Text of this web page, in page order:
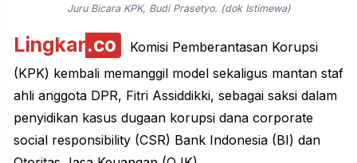
Juru Bicara KPK, Budi Prasetyo. (dok Istimewa)
Lingkar.co
Komisi Pemberantasan Korupsi
(KPK) kembali memanggil model sekaligus mantan staf
ahli anggota DPR, Fitri Assiddikki, sebagai saksi dalam
penyidikan kasus dugaan korupsi dana corporate
social responsibility (CSR) Bank Indonesia (BI) dan